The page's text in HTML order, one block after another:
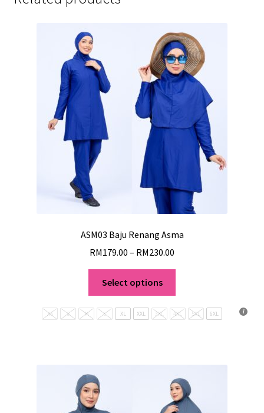
ASM03 Baju Renang Asma
RM179.00 – RM230.00
Select options
XS S M L XL XXL 3XL 4XL 5XL 6XL